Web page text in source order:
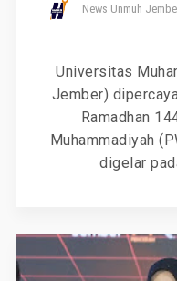
News Unmuh
Universitas
Jember)
Ramadhan
Muhammadiyah
digelar